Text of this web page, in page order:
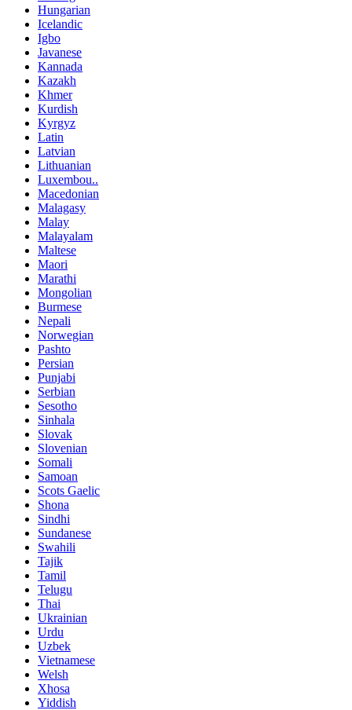
Hungarian
Icelandic
Igbo
Javanese
Kannada
Kazakh
Khmer
Kurdish
Kyrgyz
Latin
Latvian
Lithuanian
Luxembou..
Macedonian
Malagasy
Malay
Malayalam
Maltese
Maori
Marathi
Mongolian
Burmese
Nepali
Norwegian
Pashto
Persian
Punjabi
Serbian
Sesotho
Sinhala
Slovak
Slovenian
Somali
Samoan
Scots Gaelic
Shona
Sindhi
Sundanese
Swahili
Tajik
Tamil
Telugu
Thai
Ukrainian
Urdu
Uzbek
Vietnamese
Welsh
Xhosa
Yiddish